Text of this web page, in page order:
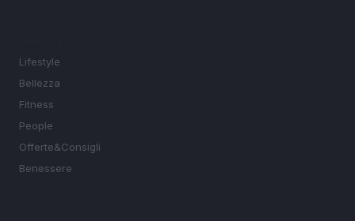
Lifestyle
Bellezza
Fitness
People
Offerte&Consigli
Benessere